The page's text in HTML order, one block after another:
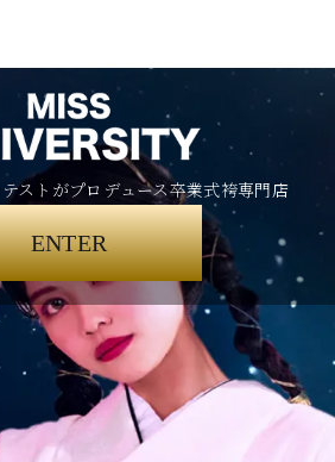
ストがプロデュース卒業式袴専門店
ENTER